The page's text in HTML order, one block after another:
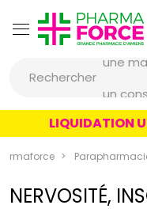
Rechercher
une
un
une
LIQUIDATION
NERVOSITÉ,